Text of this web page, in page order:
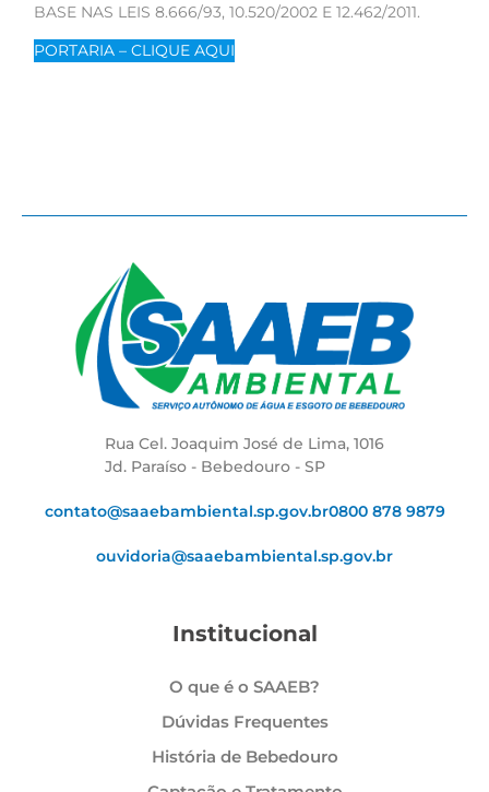
BASE NAS LEIS 8.666/93, 10.520/2002 E 12.462/2011.
PORTARIA – CLIQUE AQUI
Rua Cel. Joaquim José de Lima, 1016
Jd. Paraíso - Bebedouro - SP
contato@saaebambiental.sp.gov.br0800 878 9879
ouvidoria@saaebambiental.sp.gov.br
Institucional
O que é o SAAEB?
Dúvidas Frequentes
História de Bebedouro